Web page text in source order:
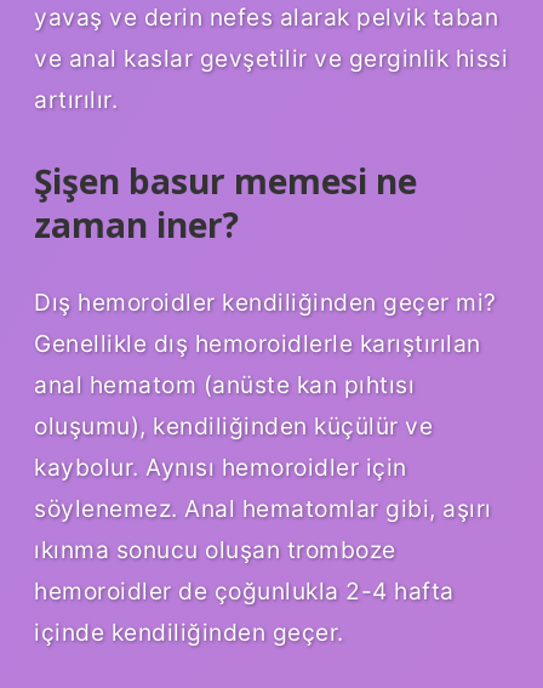
yavaş ve derin nefes alarak pelvik taban
ve anal kaslar gevşetilir ve gerginlik hissi
artırılır.
Şişen basur memesi ne
zaman iner?
Dış hemoroidler kendiliğinden geçer mi?
Genellikle dış hemoroidlerle karıştırılan
anal hematom (anüste kan pıhtısı
oluşumu), kendiliğinden küçülür ve
kaybolur. Aynısı hemoroidler için
söylenemez. Anal hematomlar gibi, aşırı
ıkınma sonucu oluşan tromboze
hemoroidler de çoğunlukla 2-4 hafta
içinde kendiliğinden geçer.